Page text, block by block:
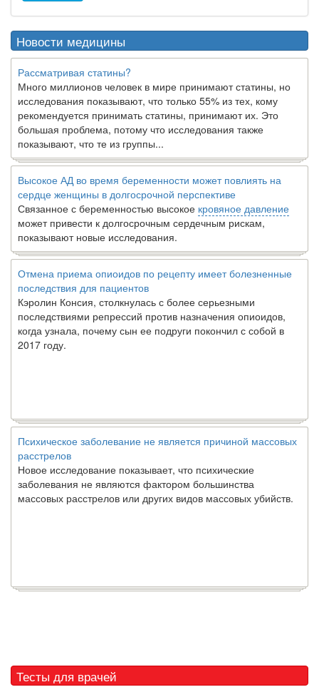
Новости медицины
Рассматривая статины?
Много миллионов человек в мире принимают статины, но
исследования показывают, что только 55% из тех, кому
рекомендуется принимать статины, принимают их. Это
большая проблема, потому что исследования также
показывают, что те из группы...
Высокое АД во время беременности может повлиять на
сердце женщины в долгосрочной перспективе
Связанное с беременностью высокое кровяное давление
может привести к долгосрочным сердечным рискам,
показывают новые исследования.
Отмена приема опиоидов по рецепту имеет болезненные
последствия для пациентов
Кэролин Консия, столкнулась с более серьезными
последствиями репрессий против назначения опиоидов,
когда узнала, почему сын ее подруги покончил с собой в
2017 году.
Психическое заболевание не является причиной массовых
расстрелов
Новое исследование показывает, что психические
заболевания не являются фактором большинства
массовых расстрелов или других видов массовых убийств.
Тесты для врачей